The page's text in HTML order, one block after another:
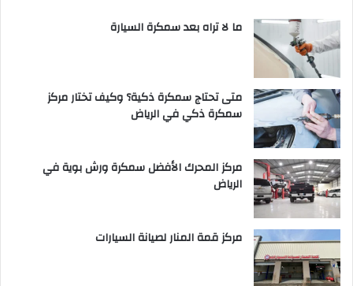
ما لا تراه بعد سمكرة السيارة
متى تحتاج سمكرة ذكية؟ وكيف تختار مركز
سمكرة ذكي في الرياض
مركز المحرك الأفضل سمكرة ورش بوية في
الرياض
مركز قمة المنار لصيانة السيارات